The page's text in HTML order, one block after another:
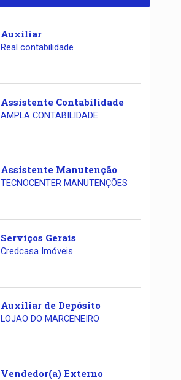
Auxiliar
Real contabilidade
Assistente Contabilidade
AMPLA CONTABILIDADE
Assistente Manutenção
TECNOCENTER MANUTENÇÕES
Serviços Gerais
Credcasa Imóveis
Auxiliar de Depósito
LOJAO DO MARCENEIRO
Vendedor(a) Externo